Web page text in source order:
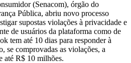
(Senacom), órgão do
Pública, abriu novo processo
supostas violações à privacidade e
de usuários da plataforma como de
tem até 10 dias para responder à
se comprovadas as violações, a
até R$ 10 milhões.